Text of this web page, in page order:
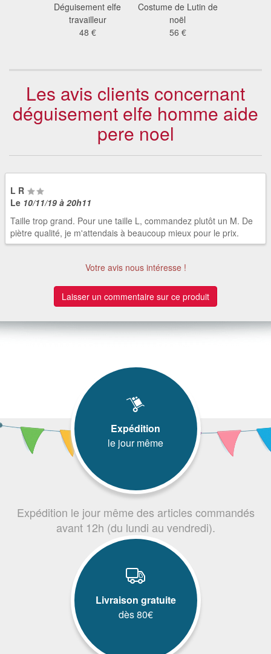
Déguisement elfe
travailleur
48 €
Costume de Lutin de
noël
56 €
Les avis clients concernant
déguisement elfe homme aide
pere noel
L R
Le 10/11/19 à 20h11
Taille trop grand. Pour une taille L, commandez plutôt un M. De
piètre qualité, je m'attendais à beaucoup mieux pour le prix.
Votre avis nous intéresse !
Laisser un commentaire sur ce produit
Expédition
le jour même
Expédition le jour même des articles commandés
avant 12h (du lundi au vendredi).
Livraison gratuite
dès 80€